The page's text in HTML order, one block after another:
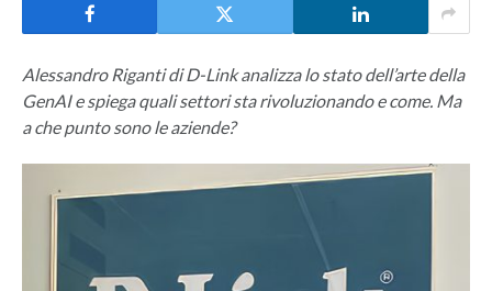
Alessandro Riganti di D-Link analizza lo stato dell’arte della
GenAI e spiega quali settori sta rivoluzionando e come. Ma
a che punto sono le aziende?